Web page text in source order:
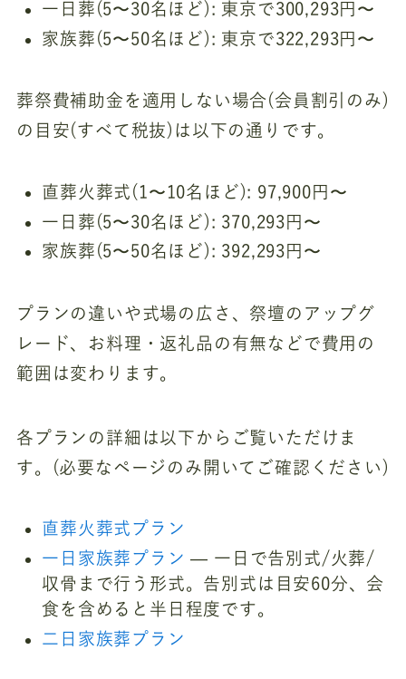
一日葬(5〜30名ほど): 東京で300,293円〜
家族葬(5〜50名ほど): 東京で322,293円〜
葬祭費補助金を適用しない場合(会員割引のみ)
の目安(すべて税抜)は以下の通りです。
直葬火葬式(1〜10名ほど): 97,900円〜
一日葬(5〜30名ほど): 370,293円〜
家族葬(5〜50名ほど): 392,293円〜
プランの違いや式場の広さ、祭壇のアップグ
レード、お料理・返礼品の有無などで費用の
範囲は変わります。
各プランの詳細は以下からご覧いただけま
す。(必要なページのみ開いてご確認ください)
直葬火葬式プラン
一日家族葬プラン — 一日で告別式/火葬/
収骨まで行う形式。告別式は目安60分、会
食を含めると半日程度です。
二日家族葬プラン